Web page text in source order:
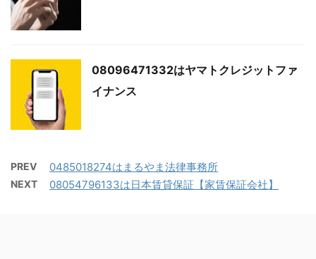
08096471332はヤマトクレジットファ
イナンス
PREV 0485018274はまるやま法律事務所
NEXT 08054796133は日本賃貸保証【家賃保証会社】